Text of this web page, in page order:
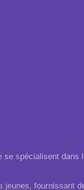
spécialisent dans
jeunes, fournissant